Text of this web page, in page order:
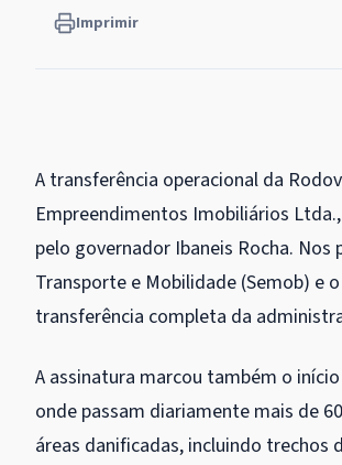
Imprimir
A transferência operacional da
Empreendimentos Imobiliários
pelo governador Ibaneis Rocha.
Transporte e Mobilidade (Semob) e
transferência completa da
A assinatura marcou também o
onde passam diariamente mais de
áreas danificadas, incluindo trechos